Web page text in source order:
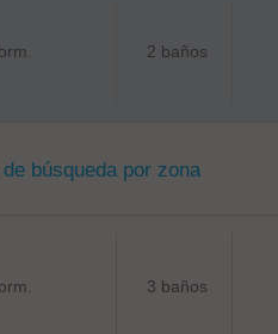
2 baños
búsqueda por zona
3 baños